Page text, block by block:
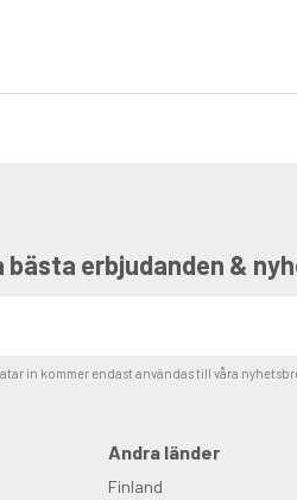
bästa erbjudanden &
in kommer endast användas till våra
Andra länder
Finland